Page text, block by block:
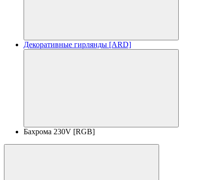
Декоративные гирлянды [ARD]
Бахрома 230V [RGB]